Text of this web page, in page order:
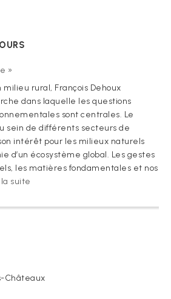
»
rural, François Dehoux
dans laquelle les questions
sont centrales. Le
sein de différents secteurs de
son intérêt pour les milieux naturels
d’un écosystème global. Les gestes
les matières fondamentales et nos
suite
vous
Châteaux